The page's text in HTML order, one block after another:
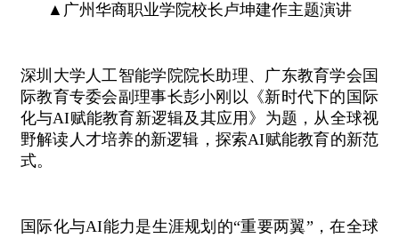
▲广州华商职业学院校长卢坤建作主题演讲
深圳大学人工智能学院院长助理、广东教育学会国
际教育专委会副理事长彭小刚以《新时代下的国际
化与AI赋能教育新逻辑及其应用》为题，从全球视
野解读人才培养的新逻辑，探索AI赋能教育的新范
式。
国际化与AI能力是生涯规划的“重要两翼”，在全球